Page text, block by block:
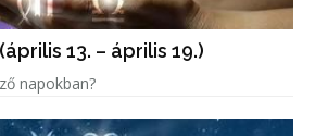
13. – április 19.)
napokban?